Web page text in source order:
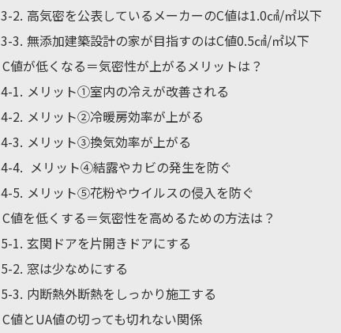
3-2 高気密を公表しているメーカーのC値は1.0㎠/㎡以下
3-3 無添加建築設計の家が目指すのはC値0.5㎠/㎡以下
C値が低くなる＝気密性が上がるメリットは？
4-1 メリット①室内の冷えが改善される
4-2 メリット②冷暖房効率が上がる
4-3 メリット③換気効率が上がる
4-4
メリット④結露やカビの発生を防ぐ
4-5 メリット⑤花粉やウイルスの侵入を防ぐ
C値を低くする＝気密性を高めるための方法は？
5-1 玄関ドアを片開きドアにする
5-2 窓は少なめにする
5-3 内断熱外断熱をしっかり施工する
C値とUA値の切っても切れない関係